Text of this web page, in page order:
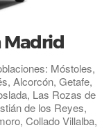
Madrid
Móstoles,
Alcorcón, Getafe,
Las Rozas de
de los Reyes,
Collado Villalba,